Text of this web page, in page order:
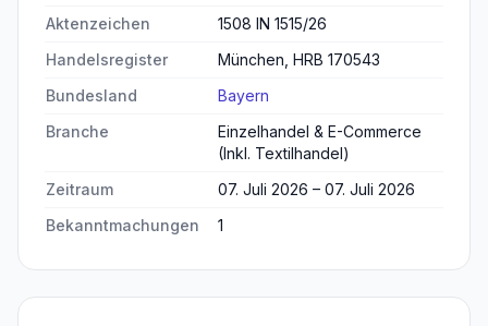
Aktenzeichen
1508 IN 1515/26
Handelsregister
München, HRB 170543
Bundesland
Bayern
Branche
Einzelhandel & E-Commerce
(Inkl. Textilhandel)
Zeitraum
07. Juli 2026 – 07. Juli 2026
Bekanntmachungen
1